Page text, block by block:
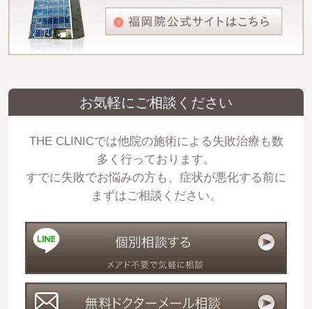
お気軽にご相談ください
THE CLINICでは他院の施術による失敗治療も数
多く行っております。
すでに失敗でお悩みの方も、症状が悪化する前に
まずはご相談ください。